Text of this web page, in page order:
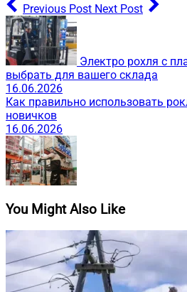
Previous Post Next Post
Электро рохля с
выбрать для вашего склада
16.06.2026
Как правильно использовать
новичков
16.06.2026
You Might Also Like